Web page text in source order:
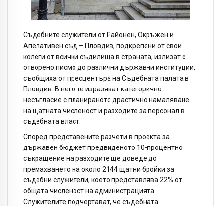
Съдебните служители от Районен, Окръжен и
Апелативен съд – Пловдив, подкрепени от свои
колеги от всички съдилища в страната, излизат с
отворено писмо до различни държавни институции,
съобщиха от пресцентъра на Съдебната палата в
Пловдив . В него те изразяват категорично
несъгласие с планираното драстично намаляване
на щатната численост и разходите за персонал в
съдебната власт.
Според представените разчети в проекта за
държавен бюджет предвиденото 10-процентно
съкращение на разходите ще доведе до
премахването на около 2144 щатни бройки за
съдебни служители, което представлява 22% от
общата численост на администрацията.
Служителите подчертават, че съдебната